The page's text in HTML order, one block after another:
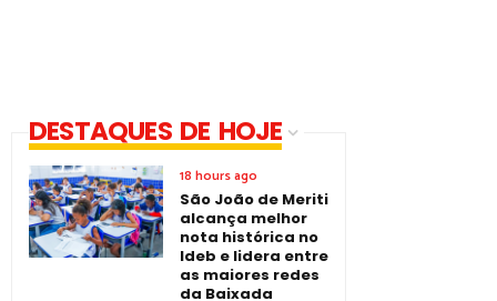
DESTAQUES DE HOJE
18 hours ago
São João de Meriti
alcança melhor
nota histórica no
Ideb e lidera entre
as maiores redes
da Baixada